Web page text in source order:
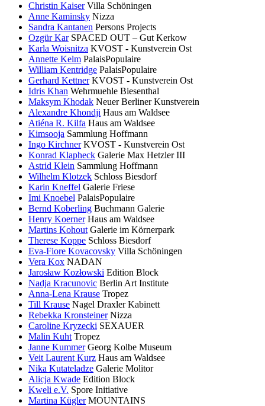
Christin Kaiser Villa Schöningen
Anne Kaminsky Nizza
Sandra Kantanen Persons Projects
Ozgür Kar SPACED OUT – Gut Kerkow
Karla Woisnitza KVOST - Kunstverein Ost
Annette Kelm PalaisPopulaire
William Kentridge PalaisPopulaire
Gerhard Kettner KVOST - Kunstverein Ost
Idris Khan Wehrmuehle Biesenthal
Maksym Khodak Neuer Berliner Kunstverein
Alexandre Khondji Haus am Waldsee
Atiéna R. Kilfa Haus am Waldsee
Kimsooja Sammlung Hoffmann
Ingo Kirchner KVOST - Kunstverein Ost
Konrad Klapheck Galerie Max Hetzler III
Astrid Klein Sammlung Hoffmann
Wilhelm Klotzek Schloss Biesdorf
Karin Kneffel Galerie Friese
Imi Knoebel PalaisPopulaire
Bernd Koberling Buchmann Galerie
Henry Koerner Haus am Waldsee
Martins Kohout Galerie im Körnerpark
Therese Koppe Schloss Biesdorf
Eva-Fiore Kovacovsky Villa Schöningen
Vera Kox NADAN
Jarosław Kozłowski Edition Block
Nadja Kracunovic Berlin Art Institute
Anna-Lena Krause Tropez
Till Krause Nagel Draxler Kabinett
Rebekka Kronsteiner Nizza
Caroline Kryzecki SEXAUER
Malin Kuht Tropez
Janne Kummer Georg Kolbe Museum
Veit Laurent Kurz Haus am Waldsee
Nika Kutateladze Galerie Molitor
Alicja Kwade Edition Block
Kweli e.V. Spore Initiative
Martina Kügler MOUNTAINS